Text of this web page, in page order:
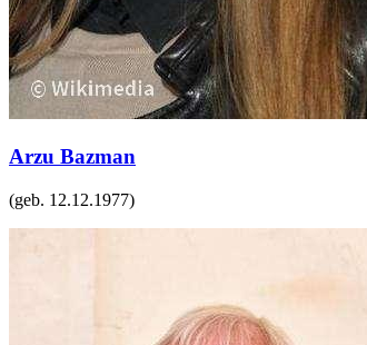
Arzu Bazman
(geb. 12.12.1977)